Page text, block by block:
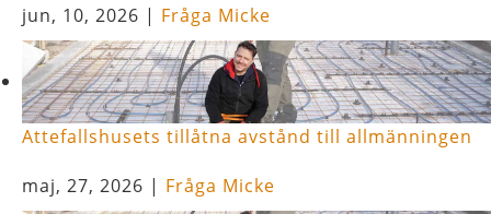
jun, 10, 2026 | Fråga Micke
Attefallshusets tillåtna avstånd till allmänningen
maj, 27, 2026 | Fråga Micke